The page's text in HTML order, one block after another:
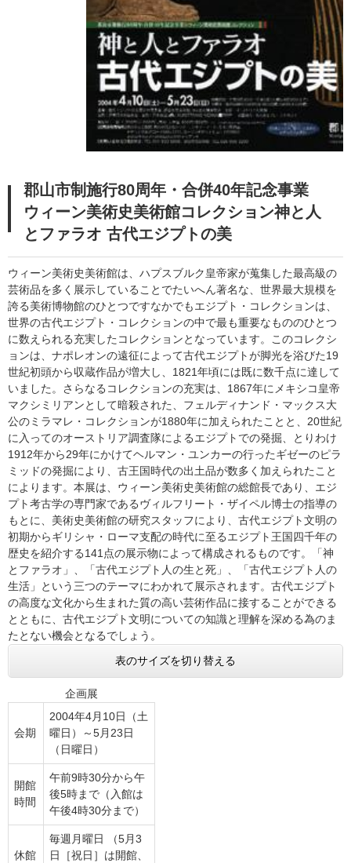
郡山市制施行80周年・合併40年記念事業
ウィーン美術史美術館コレクション神と人
とファラオ 古代エジプトの美
ウィーン美術史美術館は、ハプスブルク皇帝家が蒐集した最高級の
芸術品を多く展示していることでたいへん著名な、世界最大規模を
誇る美術博物館のひとつですなかでもエジプト・コレクションは、
世界の古代エジプト・コレクションの中で最も重要なもののひとつ
に数えられる充実したコレクションとなっています。このコレクシ
ョンは、ナポレオンの遠征によって古代エジプトが脚光を浴びた19
世紀初頭から収蔵作品が増大し、1821年頃には既に数千点に達して
いました。さらなるコレクションの充実は、1867年にメキシコ皇帝
マクシミリアンとして暗殺された、フェルディナンド・マックス大
公のミラマレ・コレクションが1880年に加えられたことと、20世紀
に入ってのオーストリア調査隊によるエジプトでの発掘、とりわけ
1912年から29年にかけてヘルマン・ユンカーの行ったギゼーのピラ
ミッドの発掘により、古王国時代の出土品が数多く加えられたこと
によります。本展は、ウィーン美術史美術館の総館長であり、エジ
プト考古学の専門家であるヴィルフリート・ザイペル博士の指導の
もとに、美術史美術館の研究スタッフにより、古代エジプト文明の
初期からギリシャ・ローマ支配の時代に至るエジプト王国四千年の
歴史を紹介する141点の展示物によって構成されるものです。「神
とファラオ」、「古代エジプト人の生と死」、「古代エジプト人の
生活」という三つのテーマにわかれて展示されます。古代エジプト
の高度な文化から生まれた質の高い芸術作品に接することができる
とともに、古代エジプト文明についての知識と理解を深める為のま
たとない機会となるでしょう。
表のサイズを切り替える
企画展
会期
2004年4月10日（土
曜日）～5月23日
（日曜日）
開館
時間
午前9時30分から午
後5時まで（入館は
午後4時30分まで）
休館
毎週月曜日 （5月3
日［祝日］は開館、